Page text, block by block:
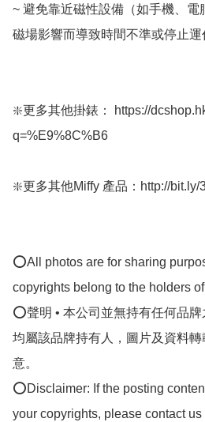
~ 避免靠近磁性設備（如手機、電
磁場影響而導致時間不準或停止運
❇️更多其他掛錶： https://
q=%E9%8C%B6
❇️更多其他Miffy 產品：http://bit.ly/
⭕All photos are for sharing
copyrights belong to the holders
⭕聲明 • 本公司並無持有任何品
均屬該品牌持有人，圖片及資料
意。
⭕Disclaimer: If the posting
your copyrights, please contact us